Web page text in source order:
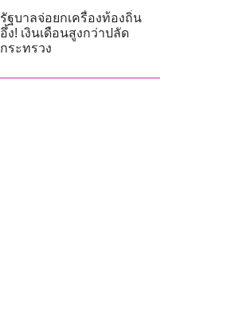
รัฐบาลจ่อยกเครื่องท้องถิ่น
อึ้ง! เงินเดือนสูงกว่าปลัด
กระทรวง